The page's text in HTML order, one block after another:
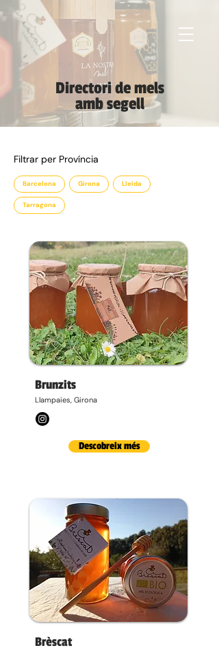
Directori de mels
amb segell
Filtrar per Província
Barcelona Girona Lleida
Tarragona
Brunzits
Llampaies, Girona
Descobreix més
Brèscat